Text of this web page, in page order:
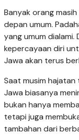
Banyak orang
depan umum.
yang umum dialami.
kepercayaan diri
Jawa akan terus
Saat musim
Jawa biasanya
bukan hanya
tetapi juga
tambahan dari